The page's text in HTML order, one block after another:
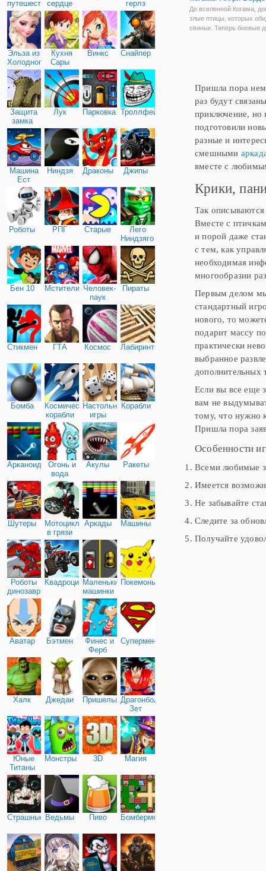
путешественница
сердце
герлз
Эльза из
Холодного
сердца
Кухня
Сары
Винкс Снайпер
Защита
замка
Лук Парковка Троллфейс
Машина
Ест
Машину
Ниндзя Драконы Джипы
Роботы РПГ Старые
Лего
Ниндзяго
Бен 10 Мстители Человек-
паук
Пираты
Стикмен ГТА Космос Лабиринты
Бомба
Космические
корабли
Настольные
игры
Корабли
Арканоид
Огонь и
вода
Акулы Ракеты
Шутеры
Мотоциклы
в грязи
Аркады Машины
Роботы
динозавры
КвадроциклыМаленькие
машинки
Покемоны
Аватар Бэтмен
Финес и
Ферб
Супермен
Халк Джедаи ПришельцыДрагонболл
Зет
Юные
Титаны
Монстры 3D Магия
Страшные Ведьмы Пиво Бомбермен
До вселенной Когама,
злые птицы, которых
свиньи. Теперь боевые
Пришла пора
раз будут
приключение, но
подготовили
разные и
смешными
вместе с
Крики,
Так
Вместе с
и порой даже
с тем, как
необходимая
многообразии
Первым делом мы
стандартный
нового, то
подарит массу
практически
выбранное
дополнительных
Если вы все еще
вам не
тому, что нужно
Пришла пора
Особенности
Всеми любимые
Имеется
Не забывайте
Следите за
Получайте